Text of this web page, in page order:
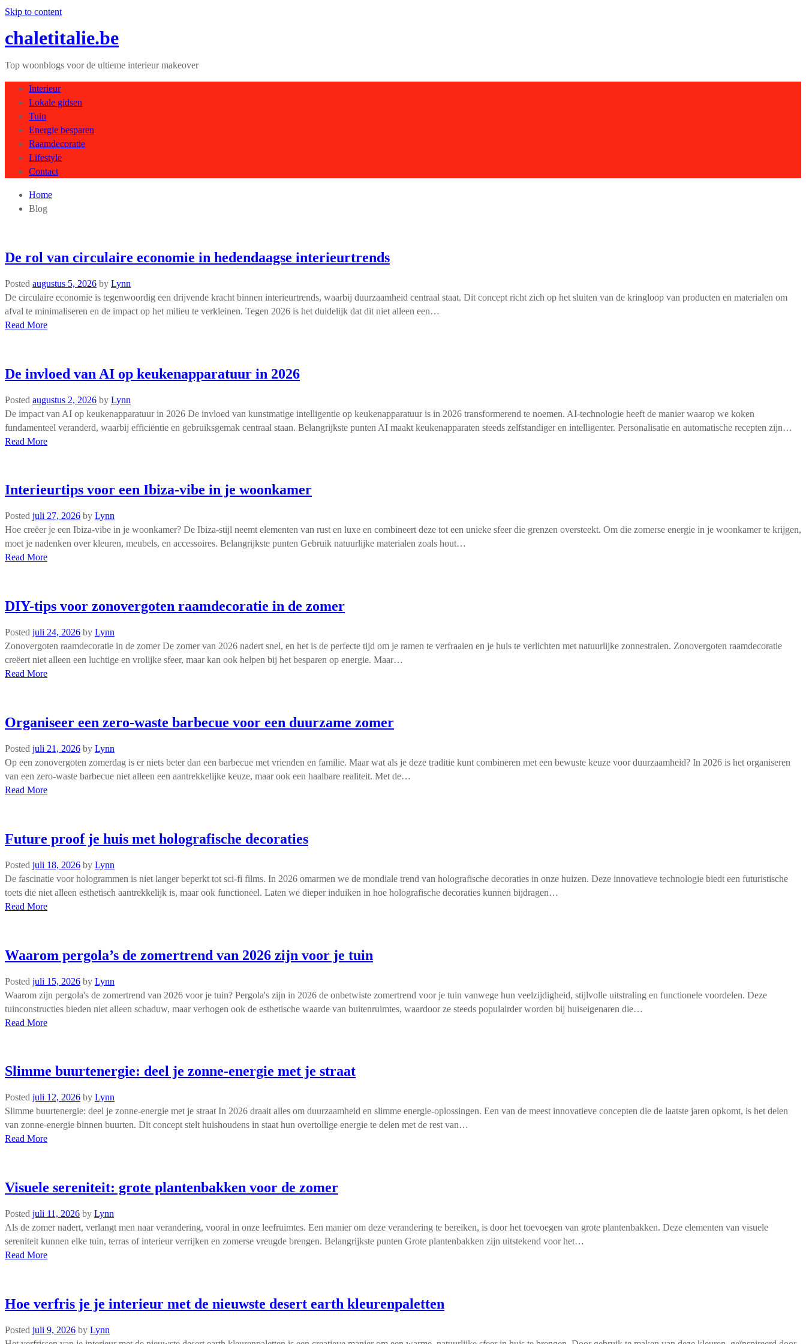
Skip to content
chaletitalie.be
Top woonblogs voor de ultieme interieur makeover
Interieur
Lokale gidsen
Tuin
Energie besparen
Raamdecoratie
Lifestyle
Contact
Home
Blog
De rol van circulaire economie in hedendaagse interieurtrends
Posted augustus 5, 2026 by Lynn
De circulaire economie is tegenwoordig een drijvende kracht binnen interieurtrends, waarbij duurzaamheid centraal staat. Dit concept richt zich op het sluiten van de kringloop van producten en materialen om
afval te minimaliseren en de impact op het milieu te verkleinen. Tegen 2026 is het duidelijk dat dit niet alleen een…
Read More
De invloed van AI op keukenapparatuur in 2026
Posted augustus 2, 2026 by Lynn
De impact van AI op keukenapparatuur in 2026 De invloed van kunstmatige intelligentie op keukenapparatuur is in 2026 transformerend te noemen. AI-technologie heeft de manier waarop we koken
fundamenteel veranderd, waarbij efficiëntie en gebruiksgemak centraal staan. Belangrijkste punten AI maakt keukenapparaten steeds zelfstandiger en intelligenter. Personalisatie en automatische recepten zijn…
Read More
Interieurtips voor een Ibiza-vibe in je woonkamer
Posted juli 27, 2026 by Lynn
Hoe creëer je een Ibiza-vibe in je woonkamer? De Ibiza-stijl neemt elementen van rust en luxe en combineert deze tot een unieke sfeer die grenzen oversteekt. Om die zomerse energie in je woonkamer te krijgen,
moet je nadenken over kleuren, meubels, en accessoires. Belangrijkste punten Gebruik natuurlijke materialen zoals hout…
Read More
DIY-tips voor zonovergoten raamdecoratie in de zomer
Posted juli 24, 2026 by Lynn
Zonovergoten raamdecoratie in de zomer De zomer van 2026 nadert snel, en het is de perfecte tijd om je ramen te verfraaien en je huis te verlichten met natuurlijke zonnestralen. Zonovergoten raamdecoratie
creëert niet alleen een luchtige en vrolijke sfeer, maar kan ook helpen bij het besparen op energie. Maar…
Read More
Organiseer een zero-waste barbecue voor een duurzame zomer
Posted juli 21, 2026 by Lynn
Op een zonovergoten zomerdag is er niets beter dan een barbecue met vrienden en familie. Maar wat als je deze traditie kunt combineren met een bewuste keuze voor duurzaamheid? In 2026 is het organiseren
van een zero-waste barbecue niet alleen een aantrekkelijke keuze, maar ook een haalbare realiteit. Met de…
Read More
Future proof je huis met holografische decoraties
Posted juli 18, 2026 by Lynn
De fascinatie voor hologrammen is niet langer beperkt tot sci-fi films. In 2026 omarmen we de mondiale trend van holografische decoraties in onze huizen. Deze innovatieve technologie biedt een futuristische
toets die niet alleen esthetisch aantrekkelijk is, maar ook functioneel. Laten we dieper induiken in hoe holografische decoraties kunnen bijdragen…
Read More
Waarom pergola’s de zomertrend van 2026 zijn voor je tuin
Posted juli 15, 2026 by Lynn
Waarom zijn pergola's de zomertrend van 2026 voor je tuin? Pergola's zijn in 2026 de onbetwiste zomertrend voor je tuin vanwege hun veelzijdigheid, stijlvolle uitstraling en functionele voordelen. Deze
tuinconstructies bieden niet alleen schaduw, maar verhogen ook de esthetische waarde van buitenruimtes, waardoor ze steeds populairder worden bij huiseigenaren die…
Read More
Slimme buurtenergie: deel je zonne-energie met je straat
Posted juli 12, 2026 by Lynn
Slimme buurtenergie: deel je zonne-energie met je straat In 2026 draait alles om duurzaamheid en slimme energie-oplossingen. Een van de meest innovatieve concepten die de laatste jaren opkomt, is het delen
van zonne-energie binnen buurten. Dit concept stelt huishoudens in staat hun overtollige energie te delen met de rest van…
Read More
Visuele sereniteit: grote plantenbakken voor de zomer
Posted juli 11, 2026 by Lynn
Als de zomer nadert, verlangt men naar verandering, vooral in onze leefruimtes. Een manier om deze verandering te bereiken, is door het toevoegen van grote plantenbakken. Deze elementen van visuele
sereniteit kunnen elke tuin, terras of interieur verrijken en zomerse vreugde brengen. Belangrijkste punten Grote plantenbakken zijn uitstekend voor het…
Read More
Hoe verfris je je interieur met de nieuwste desert earth kleurenpaletten
Posted juli 9, 2026 by Lynn